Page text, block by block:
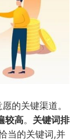
的关键渠道。
较高。 关键词排
当的关键词,并